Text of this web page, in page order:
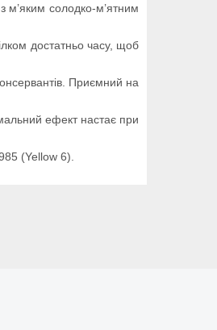
солодко-м’ятним
достатньо часу, щоб
Приємний на
ефект настає при
(Yellow 6).